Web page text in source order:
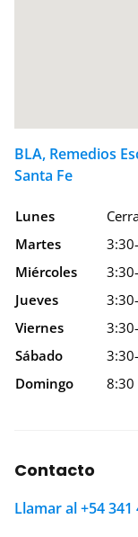
BLA, Remedios
Santa Fe
Lunes
Martes
Miércoles
Jueves
Viernes
Sábado
Domingo
8:30
Contacto
Llamar al +54 341